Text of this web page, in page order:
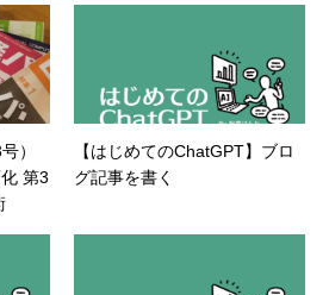
UTM/情報漏えい対策/デザスタリカバ
部統制・コンプライアンス/ネットワーク
ュリティ/メールセキュリティなど）、ネッ
ーク（KVMスイッチ/グループウェア/サー
産管理/シンクライアント/ホスティングな
、その他（.NET/BI/カタログ/各種戦略/導入
/パートナー取材など）…ほか、多数執筆。
先 メール：kenta@office-mica.com
）
第3
【はじめてのChatGPT】ブロ
グ記事を書く